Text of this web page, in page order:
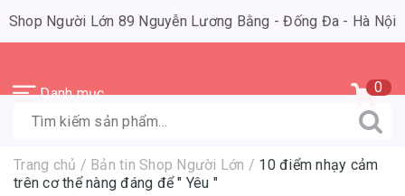
Shop Người Lớn 89 Nguyễn Lương Bằng - Đống Đa - Hà Nội
Danh mục 0
Trang chủ / Bản tin Shop Người Lớn / 10 điểm nhạy cảm
trên cơ thể nàng đáng để " Yêu "